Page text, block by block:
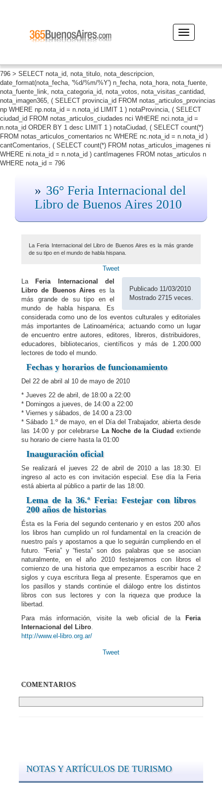
796 > SELECT nota_id, nota_titulo, nota_descripcion,
date_format(nota_fecha, '%d/%m/%Y') n_fecha, nota_hora, nota_fuente,
nota_fuente_link, nota_categoria_id, nota_votos, nota_visitas_cantidad,
nota_imagen365, ( SELECT provincia_id FROM notas_articulos_provincias
np WHERE np.nota_id = n.nota_id LIMIT 1 ) notaProvincia, ( SELECT
ciudad_id FROM notas_articulos_ciudades nci WHERE nci.nota_id =
n.nota_id ORDER BY 1 desc LIMIT 1 ) notaCiudad, ( SELECT count(*)
FROM notas_articulos_comentarios nc WHERE nc.nota_id = n.nota_id )
cantComentarios, ( SELECT count(*) FROM notas_articulos_imagenes ni
WHERE ni.nota_id = n.nota_id ) cantImagenes FROM notas_articulos n
WHERE nota_id = 796
Desplegar
navegación
36° Feria Internacional del
Libro de Buenos Aires 2010
La Feria Internacional del Libro de Buenos Aires es la más grande
de su tipo en el mundo de habla hispana.
Tweet
Publicado 11/03/2010
Mostrado 2715 veces.
La
Feria Internacional del
Libro de Buenos Aires es la
más grande de su tipo en el
mundo de habla hispana. Es
considerada como uno de los eventos culturales y editoriales
más importantes de Latinoamérica; actuando como un lugar
de encuentro entre autores, editores, libreros, distribuidores,
educadores, bibliotecarios, científicos y más de 1.200.000
lectores de todo el mundo.
Fechas y horarios de funcionamiento
Del 22 de abril al 10 de mayo de 2010
* Jueves 22 de abril, de 18:00 a 22:00
* Domingos a jueves, de 14:00 a 22:00
* Viernes y sábados, de 14:00 a 23:00
* Sábado 1.º de mayo, en el Día del Trabajador, abierta desde
las 14:00 y por celebrarse La Noche de la Ciudad extiende
su horario de cierre hasta la 01:00
Inauguración oficial
Se realizará el jueves 22 de abril de 2010 a las 18:30. El
ingreso al acto es con invitación especial. Ese día la Feria
está abierta al público a partir de las 18:00.
Lema de la 36.ª Feria: Festejar con libros
200 años de historias
Ésta es la Feria del segundo centenario y en estos 200 años
los libros han cumplido un rol fundamental en la creación de
nuestro país y apostamos a que lo seguirán cumpliendo en el
futuro. “Feria” y “fiesta” son dos palabras que se asocian
naturalmente, en el año 2010 festejaremos con libros el
comienzo de una historia que empezamos a escribir hace 2
siglos y cuya escritura llega al presente. Esperamos que en
los pasillos y stands continúe el diálogo entre los distintos
libros con sus lectores y con la riqueza que produce la
libertad.
Para más información, visite la web oficial de la
Feria
Internacional del Libro.
http://www.el-libro.org.ar/
Tweet
COMENTARIOS
NOTAS Y ARTÍCULOS DE TURISMO